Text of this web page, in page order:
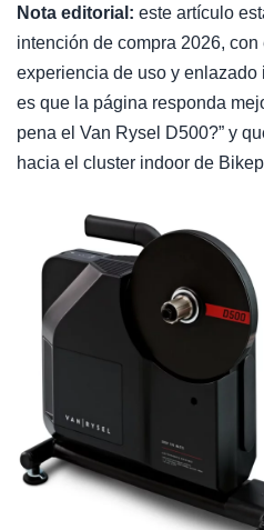
Nota editorial: este artículo
intención de compra 2026,
experiencia de uso y
es que la página responda
pena el Van Rysel D500?” y
hacia el cluster indoor de